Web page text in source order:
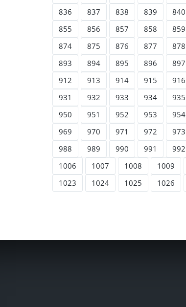
836
837 838 839 840
855
856 857 858 859
874
875 876 877 878
893
894 895 896 897
912
913 914 915 916
931
932 933 934 935
950
951 952 953 954
969
970 971 972 973
988
989 990 991 992
1006
1007 1008 1009
1023
1024 1025 1026